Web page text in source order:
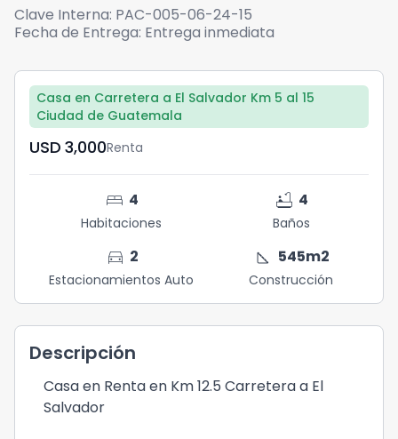
Clave Interna: PAC-005-06-24-15
Fecha de Entrega: Entrega inmediata
Casa en Carretera a El Salvador Km 5 al 15
Ciudad de Guatemala
USD	3,000Renta
bed 4
Habitaciones
bathtub 4
Baños
directions_car 2
Estacionamientos Auto
square_foot 545m2
Construcción
Descripción
Casa en Renta en Km 12.5 Carretera a El
Salvador